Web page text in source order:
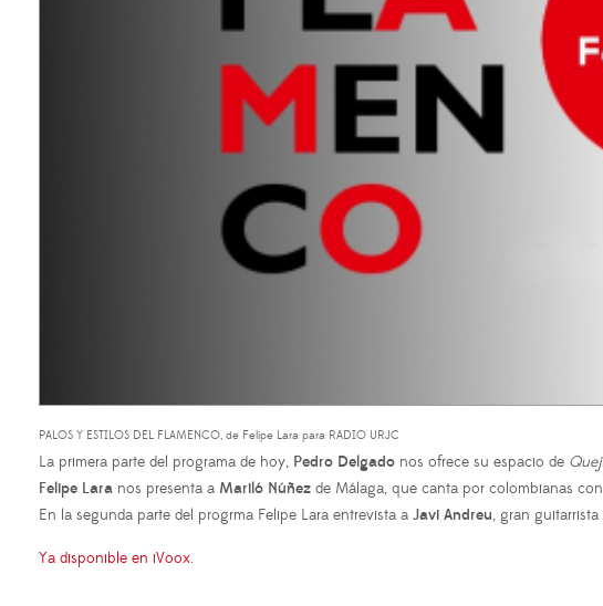
PALOS Y ESTILOS DEL FLAMENCO, de Felipe Lara para RADIO URJC
La primera parte del programa de hoy, Pedro Delgado nos ofrece su espacio de
Felipe Lara nos presenta a Mariló Núñez de Málaga, que canta por colombianas
En la segunda parte del progrma Felipe Lara entrevista a Javi Andreu, gran
Ya disponible en iVoox.